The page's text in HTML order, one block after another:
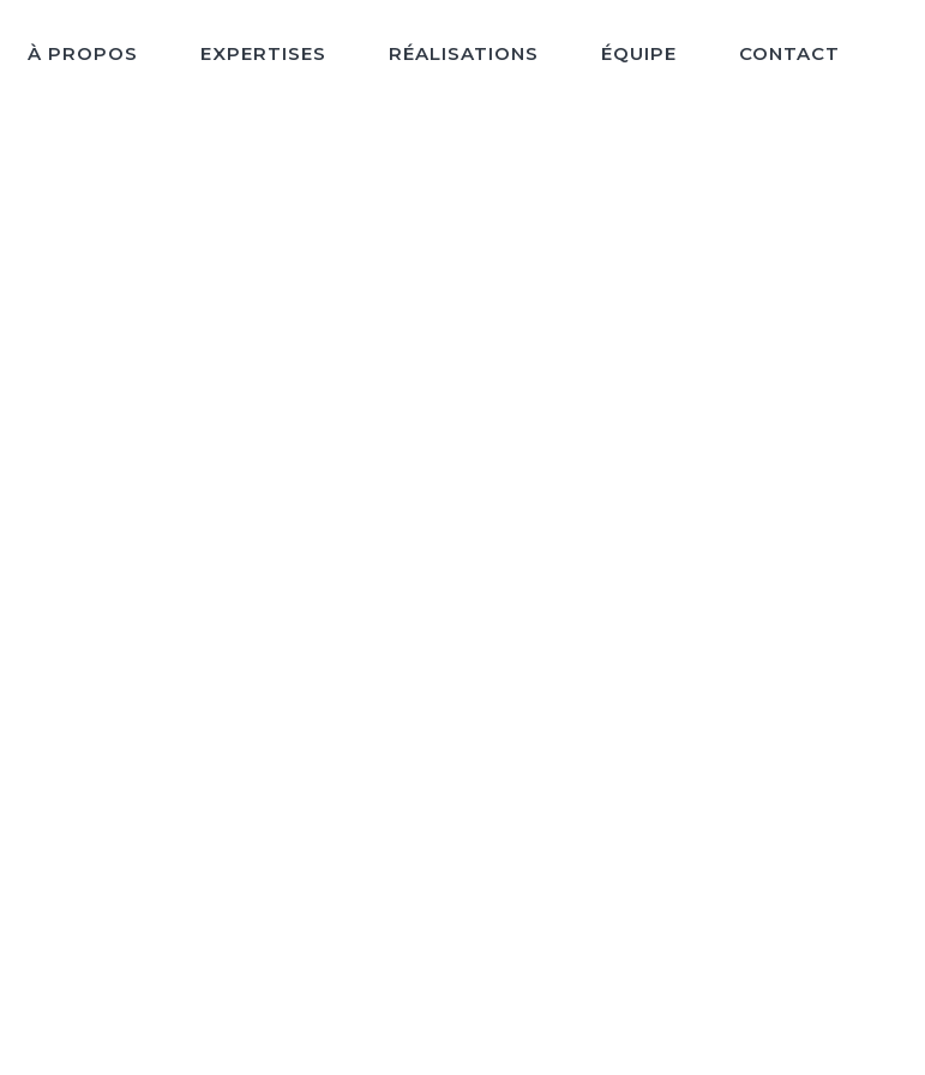
À PROPOS EXPERTISES RÉALISATIONS ÉQUIPE CONTACT